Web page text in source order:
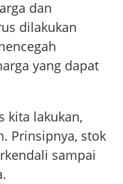
dan
dilakukan
yang dapat
kita lakukan,
Prinsipnya, stok
sampai